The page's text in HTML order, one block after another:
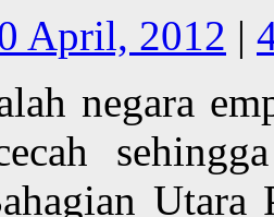
April, 2012 |
negara
Utara